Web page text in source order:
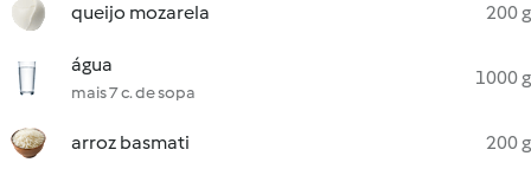
queijo mozarela 200 g
água
mais 7 c. de sopa
1000 g
arroz basmati 200 g